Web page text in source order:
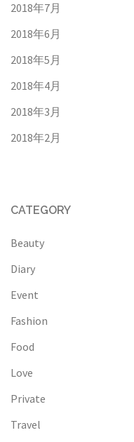
2018年7月
2018年6月
2018年5月
2018年4月
2018年3月
2018年2月
CATEGORY
Beauty
Diary
Event
Fashion
Food
Love
Private
Travel